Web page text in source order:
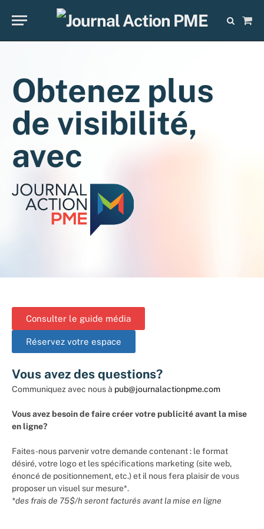
Cart
Obtenez plus
de visibilité,
avec
Consulter le guide média
Réservez votre espace
Vous avez des questions?
Communiquez avec nous à pub@journalactionpme.com
Vous avez besoin de faire créer votre publicité avant la mise
en ligne?
Faites-nous parvenir votre demande contenant : le format
désiré, votre logo et les spécifications marketing (site web,
énoncé de positionnement, etc.) et il nous fera plaisir de vous
proposer un visuel sur mesure*.
*des frais de 75$/h seront facturés avant la mise en ligne